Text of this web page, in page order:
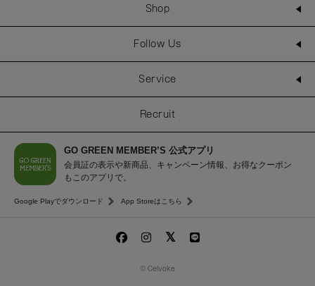
Shop
Follow Us
Service
Recruit
GO GREEN MEMBER’S 公式アプリ
会員証の表示や新商品、キャンペーン情報、お得なクーポン
もこのアプリで。
Google Playでダウンロード App Storeはこちら
© Celvoke